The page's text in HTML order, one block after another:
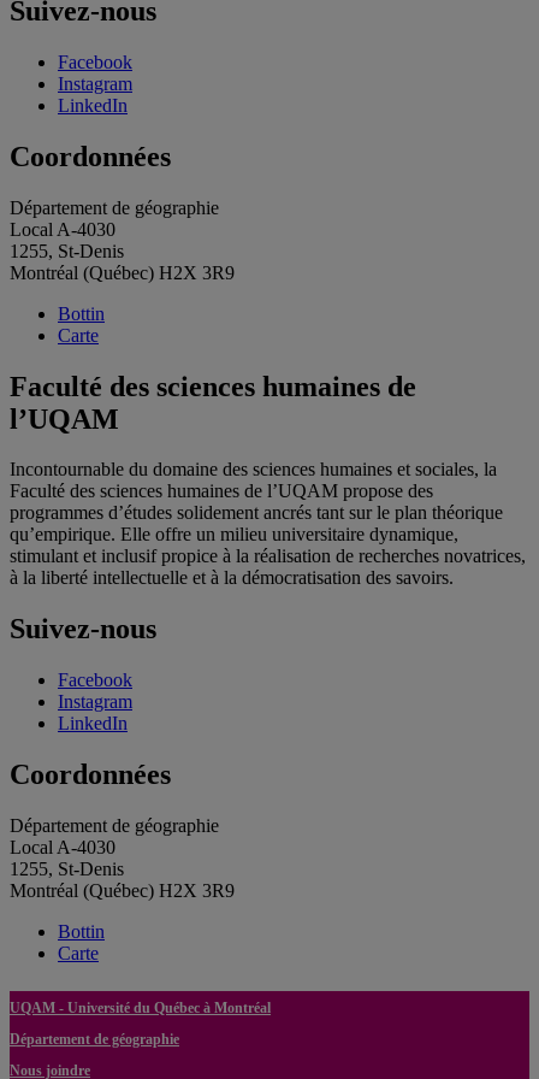
Suivez-nous
Facebook
Instagram
LinkedIn
Coordonnées
Département de géographie
Local A-4030
1255, St-Denis
Montréal (Québec) H2X 3R9
Bottin
Carte
Faculté des sciences humaines de
l’UQAM
Incontournable du domaine des sciences humaines et sociales, la
Faculté des sciences humaines de l’UQAM propose des
programmes d’études solidement ancrés tant sur le plan théorique
qu’empirique. Elle offre un milieu universitaire dynamique,
stimulant et inclusif propice à la réalisation de recherches novatrices,
à la liberté intellectuelle et à la démocratisation des savoirs.
Suivez-nous
Facebook
Instagram
LinkedIn
Coordonnées
Département de géographie
Local A-4030
1255, St-Denis
Montréal (Québec) H2X 3R9
Bottin
Carte
UQAM - Université du Québec à Montréal
Département de géographie
Nous joindre